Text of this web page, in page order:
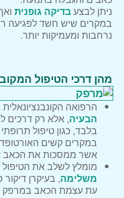
ניתן לבצעבדיקה גופנית
במקרים שיש חשד לפגיעה
נרחבות ומעמיקות יותר.
מהן דרכי הטיפול
הרפואה הקונבנציונאלית
הבעיה, אלא רק דרכים
בלבד, כגון טיפול
במקרים קשים
אשר ממסכות את הכאב
מומלץ לשלב את הטיפול
משלימה, בעיקרן
עת עצמת הכאב במרפק